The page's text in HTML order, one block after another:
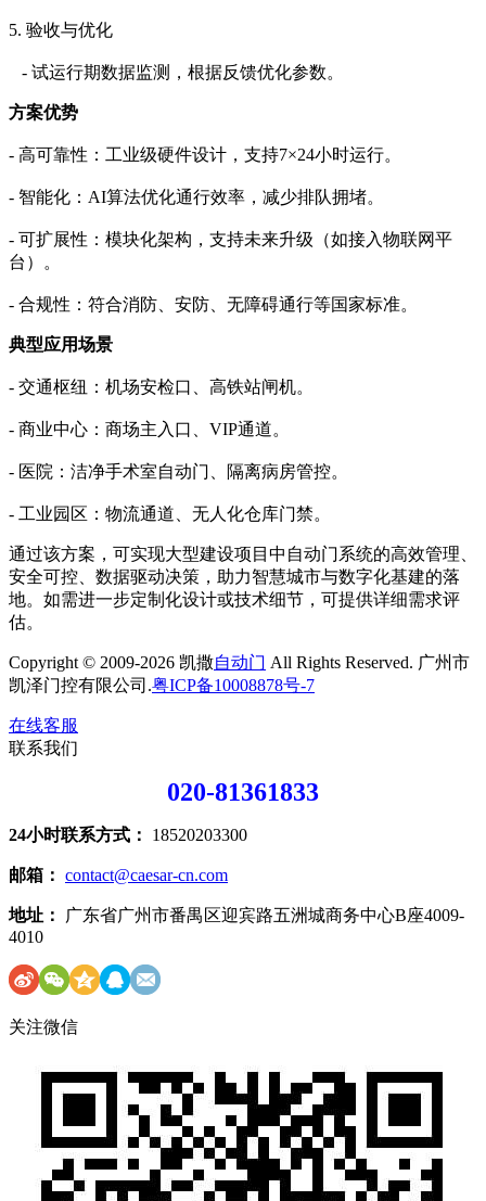
5. 验收与优化
- 试运行期数据监测，根据反馈优化参数。
方案优势
- 高可靠性：工业级硬件设计，支持7×24小时运行。
- 智能化：AI算法优化通行效率，减少排队拥堵。
- 可扩展性：模块化架构，支持未来升级（如接入物联网平
台）。
- 合规性：符合消防、安防、无障碍通行等国家标准。
典型应用场景
- 交通枢纽：机场安检口、高铁站闸机。
- 商业中心：商场主入口、VIP通道。
- 医院：洁净手术室自动门、隔离病房管控。
- 工业园区：物流通道、无人化仓库门禁。
通过该方案，可实现大型建设项目中自动门系统的高效管理、
安全可控、数据驱动决策，助力智慧城市与数字化基建的落
地。如需进一步定制化设计或技术细节，可提供详细需求评
估。
Copyright © 2009-2026 凯撒自动门 All Rights Reserved. 广州市
凯泽门控有限公司.粤ICP备10008878号-7
在线客服
联系我们
020-81361833
24小时联系方式： 18520203300
邮箱： contact@caesar-cn.com
地址：
广东省广州市番禺区迎宾路五洲城商务中心B座4009-
4010
关注微信